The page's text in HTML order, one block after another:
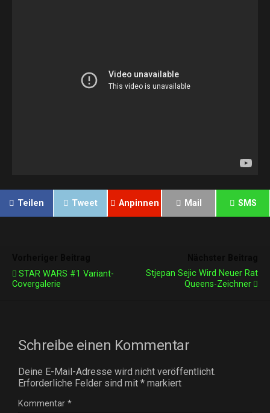
Teilen Tweet Anpinnen Mail SMS
STAR WARS #1 Variant-
Covergalerie
Stjepan Sejic Wird Neuer Rat
Queens-Zeichner
Schreibe einen Kommentar
Deine E-Mail-Adresse wird nicht veröffentlicht.
Erforderliche Felder sind mit * markiert
Kommentar *